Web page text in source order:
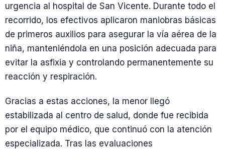
urgencia al hospital de San Vicente. Durante todo el
recorrido, los efectivos aplicaron maniobras básicas
de primeros auxilios para asegurar la vía aérea de la
niña, manteniéndola en una posición adecuada para
evitar la asfixia y controlando permanentemente su
reacción y respiración.
Gracias a estas acciones, la menor llegó
estabilizada al centro de salud, donde fue recibida
por el equipo médico, que continuó con la atención
especializada. Tras las evaluaciones